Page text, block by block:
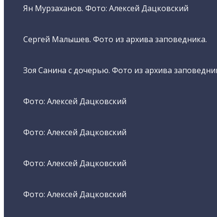
Ян Мурзаханов. Фото: Алексей Дацковский
Сергей Малышев. Фото из архива заповедника.
Зоя Санина с дочерью. Фото из архива
Фото: Алексей Дацковский
Фото: Алексей Дацковский
Фото: Алексей Дацковский
Фото: Алексей Дацковский